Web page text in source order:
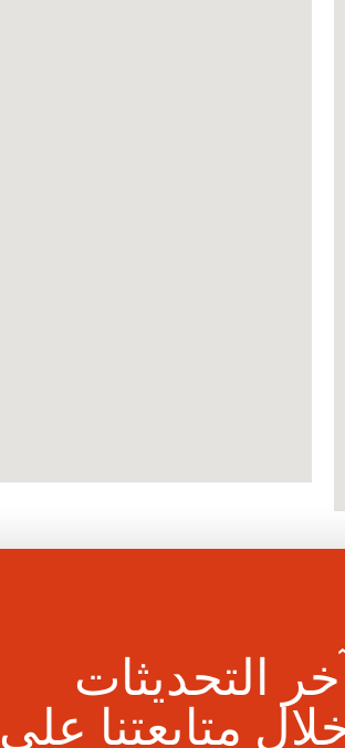
التحديثات
متابعتنا على